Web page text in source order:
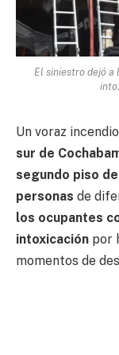
El siniestro dejó a
Un voraz incendio
sur de
segundo piso
personas de
los ocupantes
intoxicación por
momentos de